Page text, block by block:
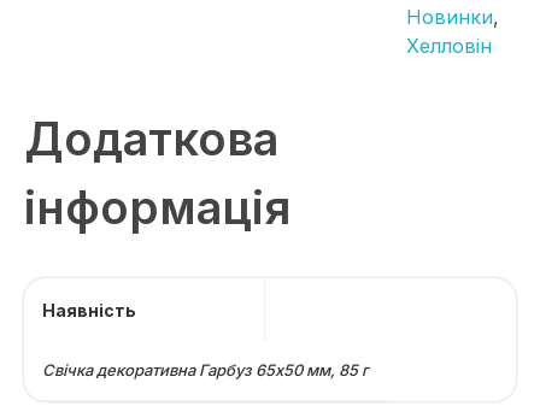
Новинки,
Хелловін
Додаткова
інформація
Наявність
Свічка декоративна Гарбуз 65х50 мм, 85 г